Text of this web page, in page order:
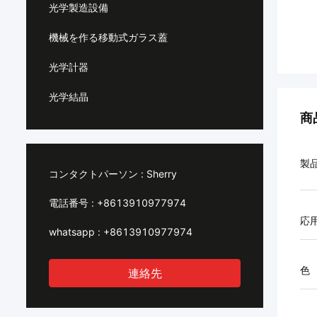
光学製造設備
機械を作る移動式ガラス蓋
光学計器
光学結晶
コンタクトパーソン : Sherry
電話番号 : +8613910977974
whatsapp : +8613910977974
連絡先
商
製
応
色